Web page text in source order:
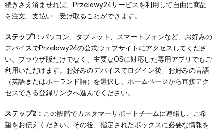
続きさえ済ませれば、Przelewy24サービスを利用して自由に商品
を注文、支払い、受け取ることができます。
ステップ1： パソコン、タブレット、スマートフォンなど、お好みの
デバイスでPrzelewy24の公式ウェブサイトにアクセスしてくださ
い。ブラウザ版だけでなく、主要なOSに対応した専用アプリでもご
利用いただけます。お好みのデバイスでログイン後、お好みの言語
（英語またはポーランド語）を選択し、ホームページから直接アク
セスできる登録リンクへ進んでください。
ステップ2： この段階でカスタマーサポートチームに連絡し、ご希
望をお伝えください。その後、指定されたボックスに必要な情報を